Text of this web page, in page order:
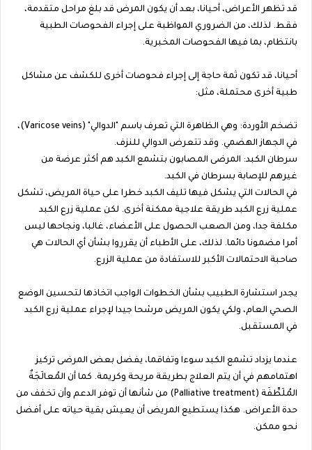
قد تظهر الأعراض، أحيانا، بعد أن يكون المرض قد بلغ مراحل متقدمة،
فقط. لذلك، من الضروري المواظبة على إجراء الفحوصات الطبية
بانتظام، بما فيها الفحوصات المخبرية.
أحيانا، قد تكون ثمة حاجة إلى إجراء فحوصات أخرى للكشف عن مشاكل
طبية أخرى محتملة، مثل:
تضخم الأوردة: وهي الظاهرة التي تعرف باسم "الدوالي" (Varicose veins)،
في الجهاز الهضمي. وقد تتعرض الدوالي للنزف.
سرطان الكبد: المرضى المصابون بتشمع الكبد هم أكثر عرضة من
غيرهم للإصابة بسرطان في الكبد.
في الحالات التي يشكل فيها تليف الكبد خطرا على حياة المريض، تشكل
عملية زرع الكبد طريقة علاجية ممكنة أخرى. لكن عملية زرع الكبد
مكلفة جدا، ومن الصعب الحصول على الأعضاء، غالبا، ونجاحها ليس
أمرا مضمونا دائما. لذلك، على الأطباء أن يقرروا بشأن أي الحالات هي
صاحبة الاحتمالات الأكبر للاستفادة من عملية الزرع.
يجدر استشارة الطبيب بشأن الخطوات الواجب اتخاذها لتحسين الوضع
الصحي العام، ولكي يكون المريض مرشحا جيدا لإجراء عملية زرع الكبد
في المستقبل.
عندما يزداد تشمع الكبد سوءا وتفاقما، يفضل بعض المرضى تركيز
اهتمامهم في أن يتم العلاج بطريقة مريحة وكريمة. كما أن المُعالَجَةٌ
المُلَطِّفَة (Palliative treatment) من شأنها أن توفر الدعم وأن تخفف من
حدة الأعراض. هكذا يستطيع المريض أن يعيش بقية حياته على أفضل
نحو ممكن.